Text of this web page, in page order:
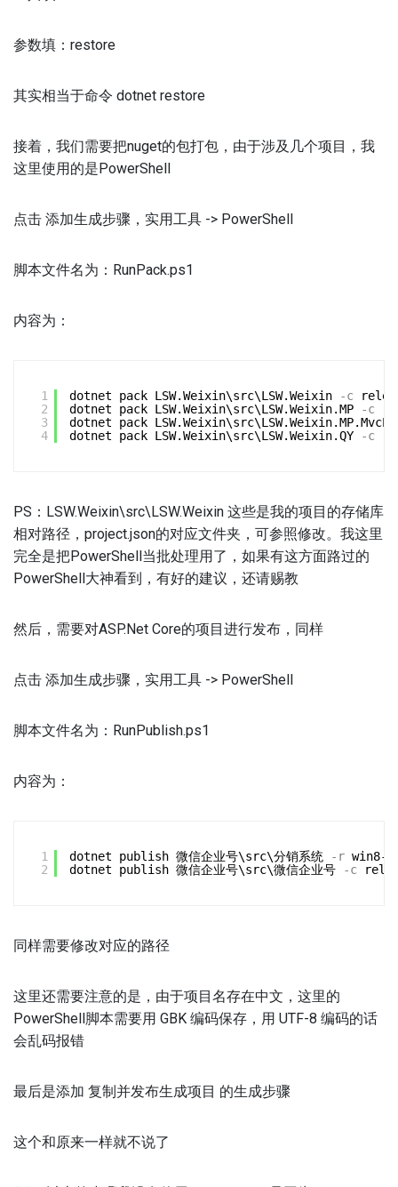
参数填：restore
其实相当于命令 dotnet restore
接着，我们需要把nuget的包打包，由于涉及几个项目，我
这里使用的是PowerShell
点击 添加生成步骤，实用工具 -> PowerShell
脚本文件名为：RunPack.ps1
内容为：
1
2
3
4
dotnet pack LSW.Weixin\src\LSW.Weixin -c
dotnet pack LSW.Weixin\src\LSW.Weixin.MP
-c
dotnet pack
dotnet pack LSW.Weixin\src\LSW.Weixin.QY
-c
PS：LSW.Weixin\src\LSW.Weixin 这些是我的项目的存储库
相对路径，project.json的对应文件夹，可参照修改。我这里
完全是把PowerShell当批处理用了，如果有这方面路过的
PowerShell大神看到，有好的建议，还请赐教
然后，需要对ASP.Net Core的项目进行发布，同样
点击 添加生成步骤，实用工具 -> PowerShell
脚本文件名为：RunPublish.ps1
内容为：
1
2
dotnet publish 微信企业号\src\分销系统 -r win8-
dotnet publish 微信企业号\src\微信企业号
-c
同样需要修改对应的路径
这里还需要注意的是，由于项目名存在中文，这里的
PowerShell脚本需要用 GBK 编码保存，用 UTF-8 编码的话
会乱码报错
最后是添加 复制并发布生成项目 的生成步骤
这个和原来一样就不说了